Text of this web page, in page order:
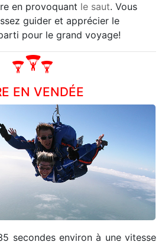
en provoquant le saut. Vous
guider et apprécier le
pour le grand voyage!
EN VENDÉE
secondes environ à une vitesse